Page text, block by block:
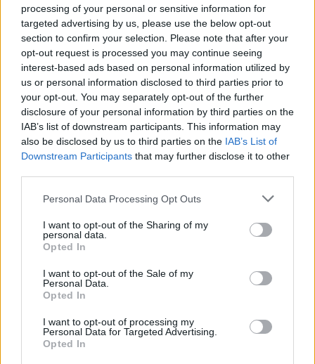
processing of your personal or sensitive information for
targeted advertising by us, please use the below opt-out
section to confirm your selection. Please note that after your
opt-out request is processed you may continue seeing
interest-based ads based on personal information utilized by
us or personal information disclosed to third parties prior to
your opt-out. You may separately opt-out of the further
disclosure of your personal information by third parties on the
IAB’s list of downstream participants. This information may
also be disclosed by us to third parties on the IAB’s List of
Downstream Participants that may further disclose it to other
Please note that this website/app uses one or more Google
not limited to your visit or usage behaviour. You may click to
grant or deny consent to Google and its third-party tags to
use your data for below specified purposes in below Google
consent section.
Personal Data Processing Opt Outs
I want to opt-out of the Sharing of my
personal data.
Opted In
I want to opt-out of the Sale of my
Personal Data.
Opted In
I want to opt-out of processing my
Personal Data for Targeted Advertising.
Opted In
Ξέρεις να διαβάζεις την ετικέτα
ενός κρασιού;
ΔΙΑΒΑΣΤΕ ΑΚΟΜΑ